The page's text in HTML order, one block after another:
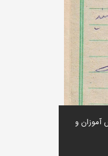
و